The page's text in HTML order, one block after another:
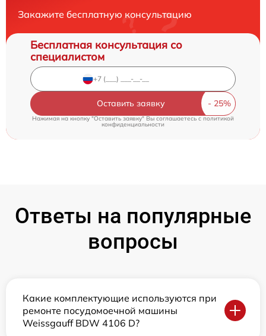
Закажите бесплатную консультацию
Бесплатная консультация со
специалистом
Оставить заявку
Нажимая на кнопку "Оставить заявку" Вы соглашаетесь cполитикой
конфиденциальности
Ответы на популярные
вопросы
Какие комплектующие используются при
ремонте посудомоечной машины
Weissgauff BDW 4106 D?